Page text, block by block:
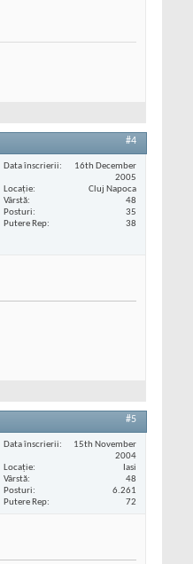
#4
Data înscrierii
16th December
2005
Locaţie
Cluj Napoca
Vârstă
48
Posturi
35
Putere Rep
38
#5
Data înscrierii
15th November
2004
Locaţie
Iasi
Vârstă
48
Posturi
6.261
Putere Rep
72